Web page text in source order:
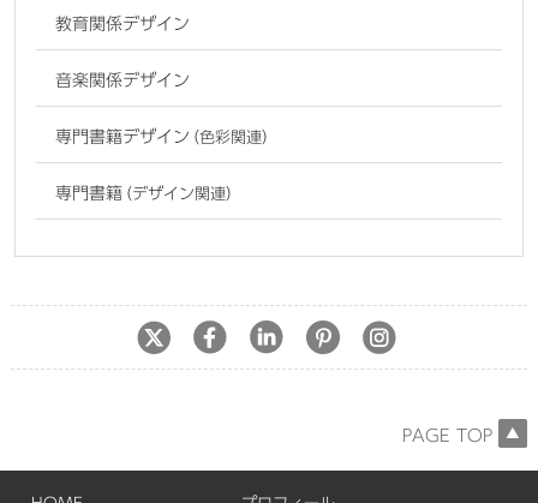
教育関係デザイン
音楽関係デザイン
専門書籍デザイン（色彩関連）
専門書籍（デザイン関連）
PAGE TOP